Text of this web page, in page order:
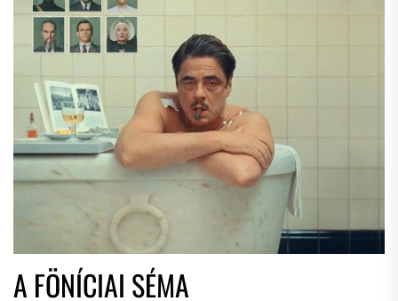
A FÖNÍCIAI SÉMA